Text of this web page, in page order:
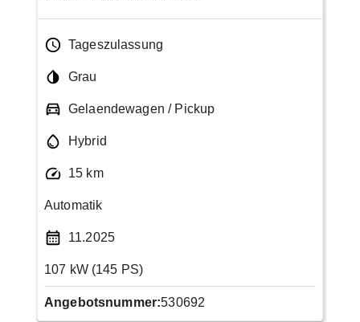
Tageszulassung
Grau
Gelaendewagen / Pickup
Hybrid
15 km
Automatik
11.2025
107 kW (145 PS)
Angebotsnummer:530692